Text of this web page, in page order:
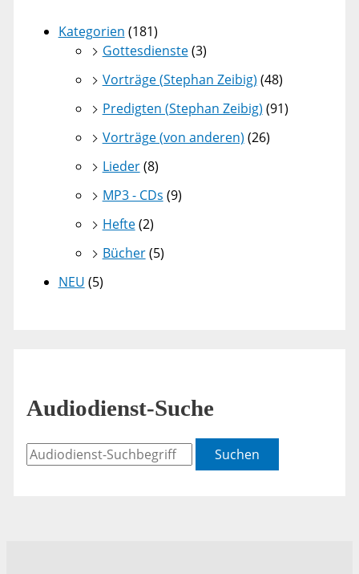
Kategorien (181)
Gottesdienste(3)
Vorträge (Stephan Zeibig) (48)
Predigten (Stephan Zeibig) (91)
Vorträge (von anderen) (26)
Lieder(8)
MP3 - CDs (9)
Hefte(2)
Bücher(5)
NEU (5)
Audiodienst-Suche
Suchen